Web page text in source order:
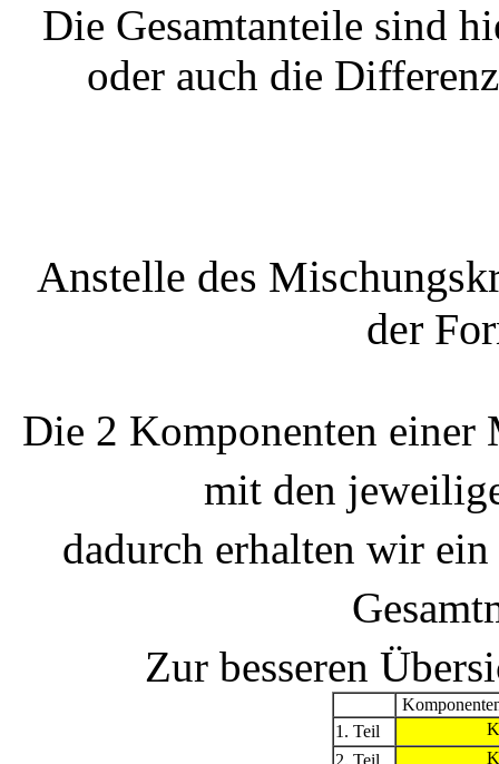
Die Gesamtanteile sind
oder auch die
Anstelle des
der
Die 2 Komponenten
mit den
dadurch erhalten wir
Zur besseren
1. Teil
K
2. Teil
K